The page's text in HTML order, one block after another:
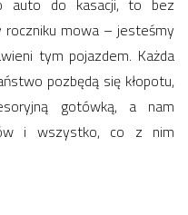
roczniku mowa – jesteśmy
tym pojazdem. Każda
pozbędą się kłopotu,
gotówką, a nam
i wszystko, co z nim